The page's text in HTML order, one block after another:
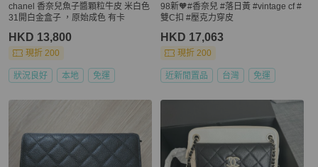
chanel 香奈兒魚子醬顆粒牛皮 米白色
31開白金盒子 ，原始成色 有卡
HKD 13,800
現折 200
狀況良好 本地 免運
98新🧡#香奈兒 #落日黃 #vintage cf #
雙C扣 #壓克力穿皮
HKD 17,063
現折 200
近新閒置品 台灣 免運